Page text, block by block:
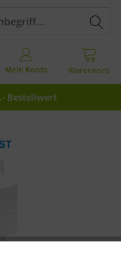
Bestellwert
Warenkorb
Mein Konto